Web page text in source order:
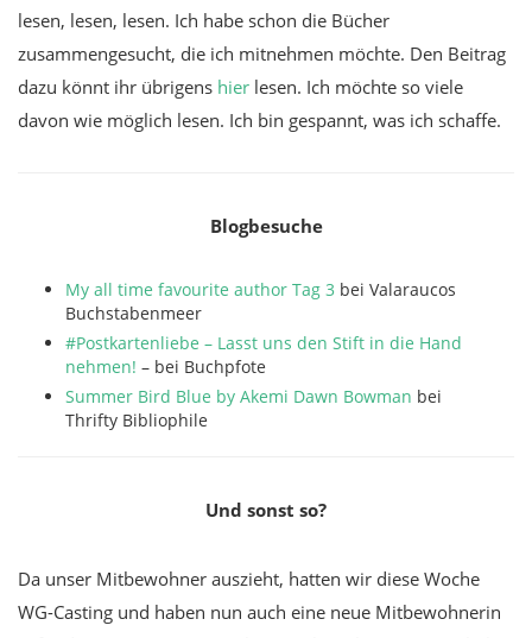
lesen, lesen, lesen. Ich habe schon die Bücher
zusammengesucht, die ich mitnehmen möchte. Den Beitrag
dazu könnt ihr übrigens hier lesen. Ich möchte so viele
davon wie möglich lesen. Ich bin gespannt, was ich schaffe.
Blogbesuche
My all time favourite author Tag 3 bei Valaraucos
Buchstabenmeer
#Postkartenliebe – Lasst uns den Stift in die Hand
nehmen! – bei Buchpfote
Summer Bird Blue by Akemi Dawn Bowman bei
Thrifty Bibliophile
Und sonst so?
Da unser Mitbewohner auszieht, hatten wir diese Woche
WG-Casting und haben nun auch eine neue Mitbewohnerin